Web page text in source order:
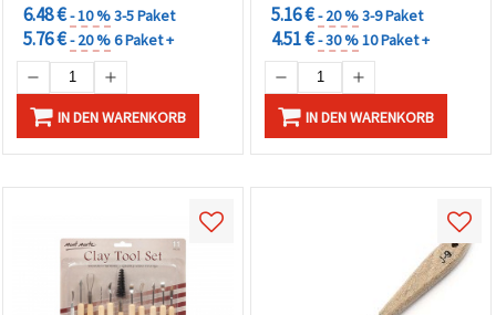
6.48 €- 10 %3-5 Paket
5.76 €- 20 %6 Paket +
IN DEN WARENKORB
5.16 €- 20 %3-9 Paket
4.51 €- 30 %10 Paket +
IN DEN WARENKORB